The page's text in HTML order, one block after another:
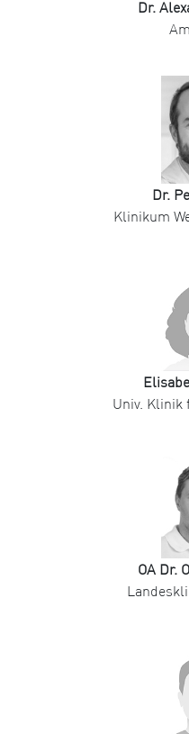
Dr.
Dr.
Klinikum
Univ. Klinik
OA Dr.